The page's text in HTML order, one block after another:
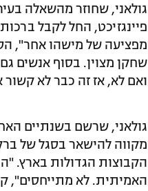
גולאני, שחוזר מהשאלה
פיינגזיכט, החל לקבל
מפציעה של מישהו אחר",
שחקן מצוין. בסוף אנשים
ואם לא, אז זה כבר לא קשור
גולאני, שרשם בשנתיים
מקווה להישאר בסגל של
הקבוצות הגדולות בארץ.
האמיתית. לא מתייחסים",